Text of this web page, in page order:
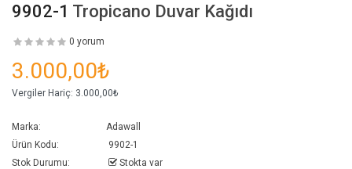
9902-1 Tropicano Duvar Kağıdı
0 yorum
3.000,00₺
Vergiler Hariç: 3.000,00₺
Marka:
Adawall
Ürün Kodu:
9902-1
Stok Durumu:
Stokta var